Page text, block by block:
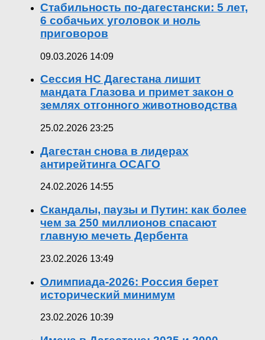
Стабильность по-дагестански: 5 лет,
6 собачьих уголовок и ноль
приговоров
09.03.2026 14:09
Сессия НС Дагестана лишит
мандата Глазова и примет закон о
землях отгонного животноводства
25.02.2026 23:25
Дагестан снова в лидерах
антирейтинга ОСАГО
24.02.2026 14:55
Скандалы, паузы и Путин: как более
чем за 250 миллионов спасают
главную мечеть Дербента
23.02.2026 13:49
Олимпиада-2026: Россия берет
исторический минимум
23.02.2026 10:39